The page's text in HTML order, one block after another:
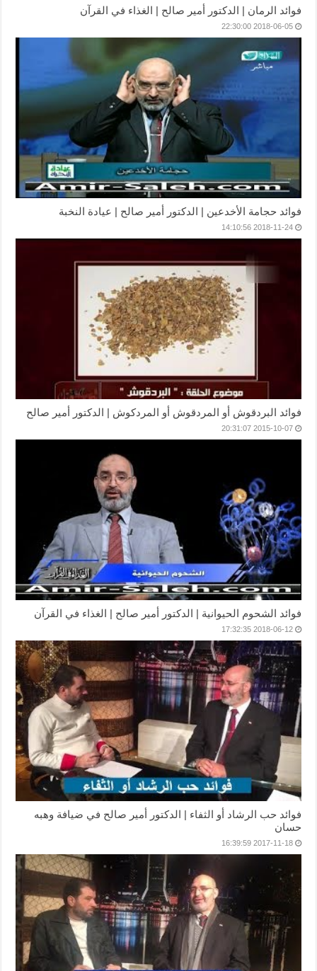
فوائد الرمان | الدكتور أمير صالح | الغذاء في القرآن
2018-06-05 22:30:00
فوائد حجامة الأخدعين | الدكتور أمير صالح | عيادة النخبة
2018-11-24 14:10:56
فوائد البردقوش أو المردقوش أو المردكوش | الدكتور أمير صالح
2015-10-07 20:31:07
فوائد الشحوم الحيوانية | الدكتور أمير صالح | الغذاء في القرآن
2018-06-12 17:32:35
فوائد حب الرشاد أو الثفاء | الدكتور أمير صالح في ضيافة وهبه
حسان
2017-11-18 16:39:59